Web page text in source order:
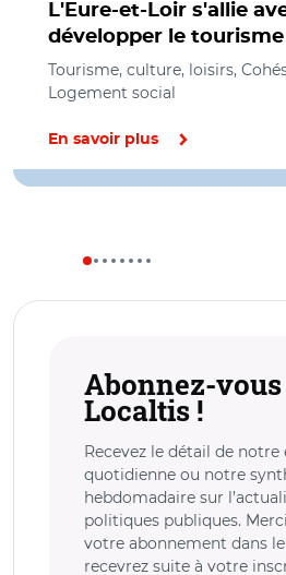
L'Eure-et-Loir s'allie
développer le tourisme
Tourisme, culture, loisirs,
Logement social
En savoir plus
Abonnez-
Localtis !
Recevez le détail de
quotidienne ou notre
hebdomadaire sur
politiques publiques.
votre abonnement dans
recevrez suite à votre